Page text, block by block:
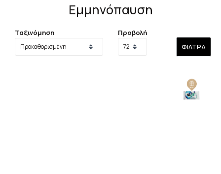
Εμμηνόπαυση
Ταξινόμηση
Προβολή
ΦΊΛΤΡΑ